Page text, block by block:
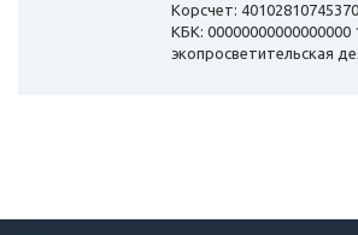
Корсчет:
КБК: 00000000000000000
экопросветительская